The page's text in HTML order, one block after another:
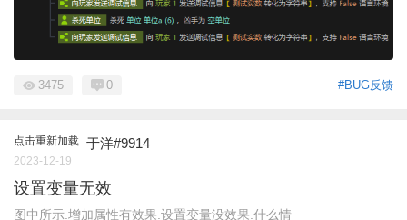
#BUG反馈
3475 0
点击重新加载 于洋#9914
2023-12-19
设置变量无效
图中所示.增加属性有效果.设置变量没效果.什么情